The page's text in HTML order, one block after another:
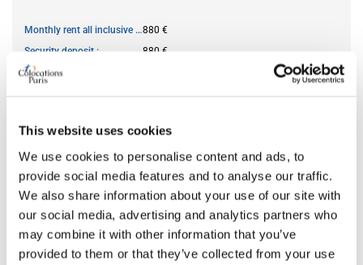
This website uses cookies
We use cookies to personalise content and ads, to
provide social media features and to analyse our traffic.
We also share information about your use of our site with
our social media, advertising and analytics partners who
may combine it with other information that you’ve
provided to them or that they’ve collected from your use
Monthly rent all inclusive880 €
Security deposit
880 €
Square meter
AVAILABILITY
From
Mar 22, 2026
Short term rental accepted no
ROOM FEATURES